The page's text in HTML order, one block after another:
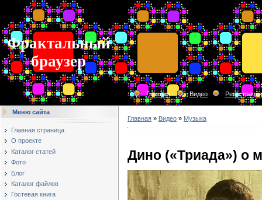
Фрактальный
браузер
Главная Видео Регистрация
Меню сайта
Главная страница
О проекте
Каталог статей
Фото
Блог
Каталог файлов
Гостевая книга
Главная » Видео » Музыка
Дино («Триада») о